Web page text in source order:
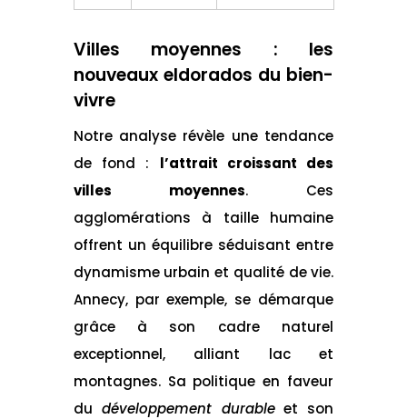
Villes moyennes : les
nouveaux eldorados du bien-
vivre
Notre analyse révèle une tendance
de fond : l’attrait croissant des
villes moyennes. Ces
agglomérations à taille humaine
offrent un équilibre séduisant entre
dynamisme urbain et qualité de vie.
Annecy, par exemple, se démarque
grâce à son cadre naturel
exceptionnel, alliant lac et
montagnes. Sa politique en faveur
du développement durableet son